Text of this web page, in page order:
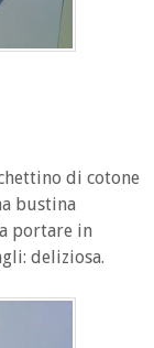
di cotone
bustina
portare in
deliziosa.